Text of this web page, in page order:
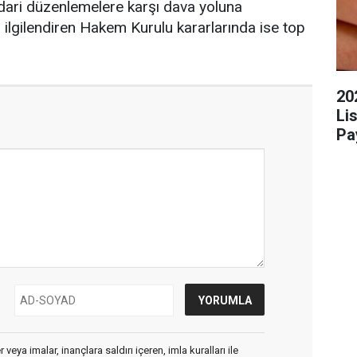
düzenlemelere karşı dava yoluna
Hakem Kurulu kararlarında ise top
imalar, inançlara saldırı içeren, imla kuralları ile